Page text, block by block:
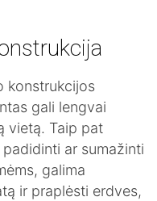
konstrukcijos
gali lengvai
vietą. Taip pat
ar sumažinti
galima
ir praplėsti erdves,